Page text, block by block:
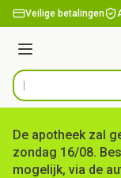
Ga naar de inhoud
Veilige betalingen
Menu
Product, merk,
De apotheek zal
zondag 16/08.
mogelijk, via de